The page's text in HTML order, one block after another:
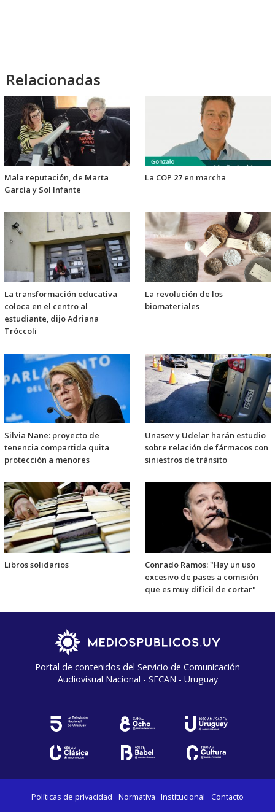
Relacionadas
Mala reputación, de Marta
García y Sol Infante
La COP 27 en marcha
La transformación educativa
coloca en el centro al
estudiante, dijo Adriana
Tróccoli
La revolución de los
biomateriales
Silvia Nane: proyecto de
tenencia compartida quita
protección a menores
Unasev y Udelar harán estudio
sobre relación de fármacos con
siniestros de tránsito
Libros solidarios
Conrado Ramos: "Hay un uso
excesivo de pases a comisión
que es muy difícil de cortar"
Portal de contenidos del Servicio de Comunicación
Audiovisual Nacional - SECAN - Uruguay
Políticas de privacidad Normativa Institucional Contacto